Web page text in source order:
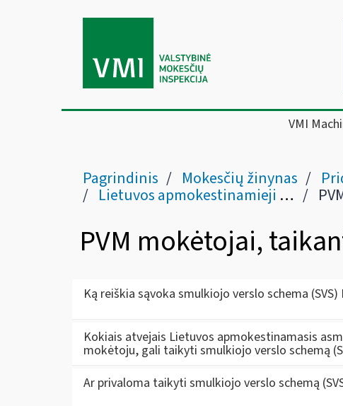
VMI
Pagrindinis Mokesčių žinynas
Lietuvos apmokestinamieji asmenys
PVM mokėtojai,
Ką reiškia sąvoka smulkiojo verslo schema (SVS)
Kokiais atvejais Lietuvos apmokestinamasis
mokėtoju, gali taikyti smulkiojo verslo schemą
Ar privaloma taikyti smulkiojo verslo schemą